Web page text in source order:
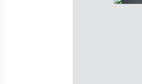
обоих